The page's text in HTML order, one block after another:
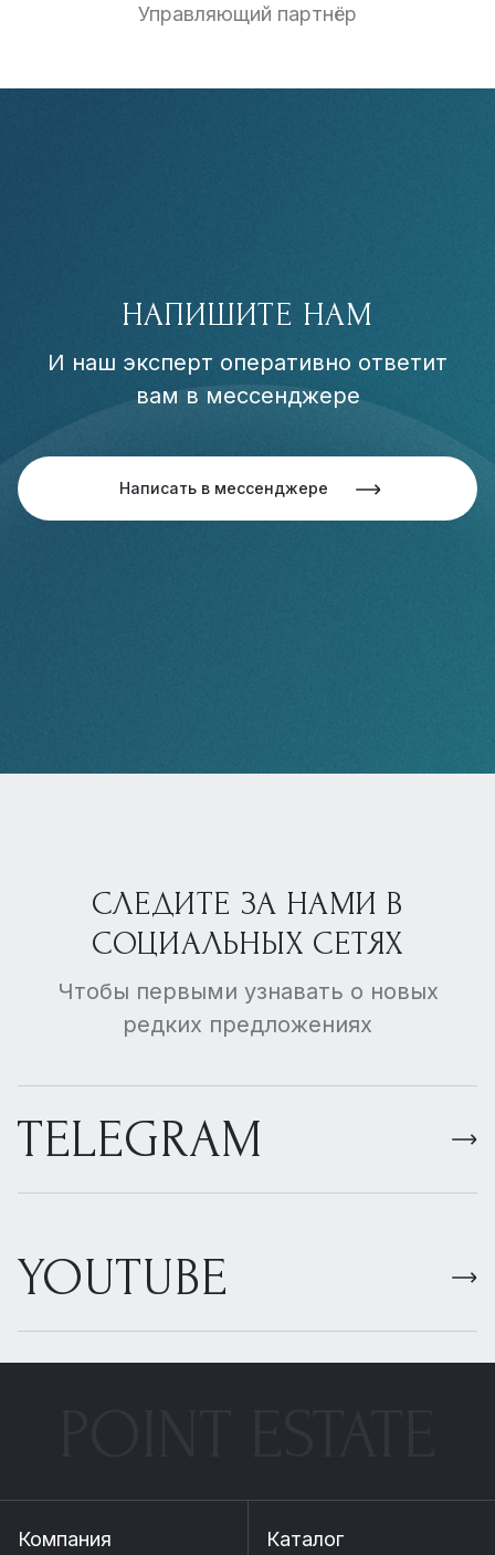
Управляющий партнёр
НАПИШИТЕ НАМ
И наш эксперт оперативно ответит
вам в мессенджере
Написать в мессенджере
СЛЕДИТЕ ЗА НАМИ В
СОЦИАЛЬНЫХ СЕТЯХ
Чтобы первыми узнавать о новых
редких предложениях
TELEGRAM
YOUTUBE
Компания Каталог